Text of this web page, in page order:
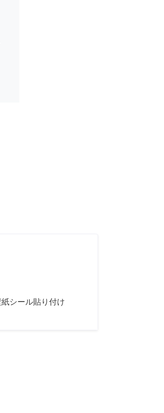
紙シール貼り付け